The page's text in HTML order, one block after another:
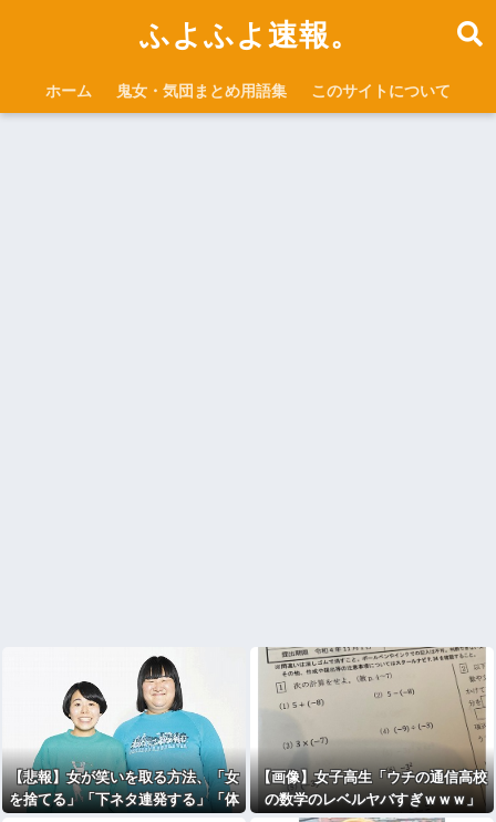
ふよふよ速報。
ホーム 鬼女・気団まとめ用語集 このサイトについて
【悲報】女が笑いを取る方法、「女
を捨てる」「下ネタ連発する」「体
【画像】女子高生「ウチの通信高校
の数学のレベルヤバすぎｗｗｗ」